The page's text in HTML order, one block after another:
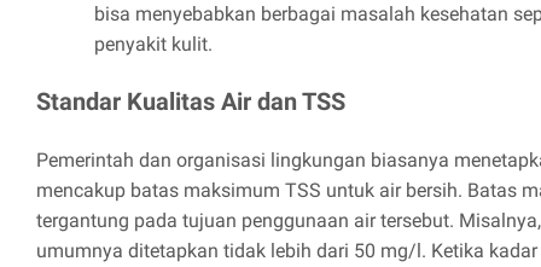
bisa menyebabkan berbagai masalah kesehatan
penyakit kulit.
Standar Kualitas Air dan TSS
Pemerintah dan organisasi lingkungan biasanya
mencakup batas maksimum TSS untuk air bersih. Batas
tergantung pada tujuan penggunaan air tersebut.
umumnya ditetapkan tidak lebih dari 50 mg/l. Ketika